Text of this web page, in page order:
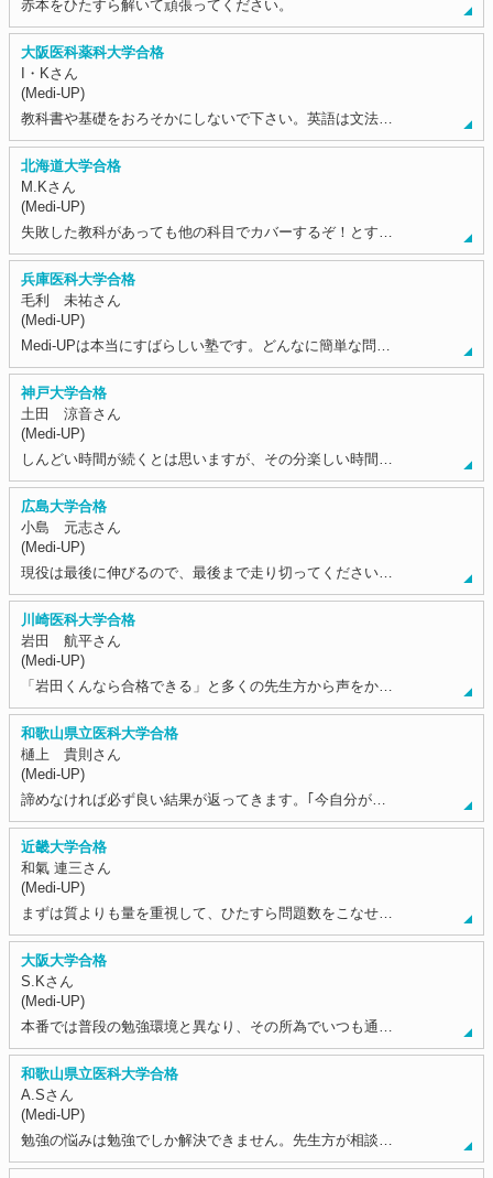
赤本をひたすら解いて頑張ってください。
大阪医科薬科大学合格
I・Kさん
(Medi-UP)
教科書や基礎をおろそかにしないで下さい。英語は文法…
北海道大学合格
M.Kさん
(Medi-UP)
失敗した教科があっても他の科目でカバーするぞ！とす…
兵庫医科大学合格
毛利 未祐さん
(Medi-UP)
Medi-UPは本当にすばらしい塾です。どんなに簡単な問…
神戸大学合格
土田 涼音さん
(Medi-UP)
しんどい時間が続くとは思いますが、その分楽しい時間…
広島大学合格
小島 元志さん
(Medi-UP)
現役は最後に伸びるので、最後まで走り切ってください…
川崎医科大学合格
岩田 航平さん
(Medi-UP)
「岩田くんなら合格できる」と多くの先生方から声をか…
和歌山県立医科大学合格
樋上 貴則さん
(Medi-UP)
諦めなければ必ず良い結果が返ってきます。｢今自分が…
近畿大学合格
和氣 連三さん
(Medi-UP)
まずは質よりも量を重視して、ひたすら問題数をこなせ…
大阪大学合格
S.Kさん
(Medi-UP)
本番では普段の勉強環境と異なり、その所為でいつも通…
和歌山県立医科大学合格
A.Sさん
(Medi-UP)
勉強の悩みは勉強でしか解決できません。先生方が相談…